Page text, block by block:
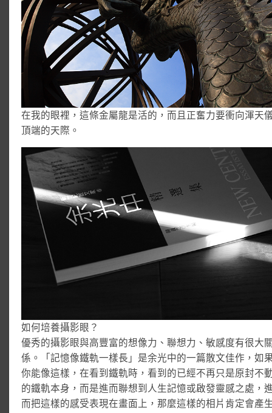
在我的眼裡，這條金屬龍是活的，而且正奮力要衝向渾天
頂端的天際。
如何培養攝影眼？
優秀的攝影眼與高豐富的想像力、聯想力、敏感度有很大
係。「記憶像鐵軌一樣長」是余光中的一篇散文佳作，如
你能像這樣，在看到鐵軌時，看到的已經不再只是原封不
的鐵軌本身，而是進而聯想到人生記憶或啟發靈感之處，
而把這樣的感受表現在畫面上，那麼這樣的相片肯定會產